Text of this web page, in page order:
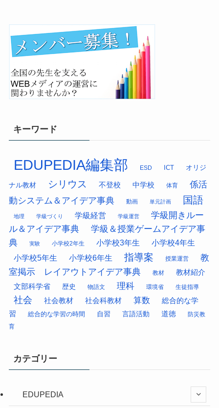
キーワード
EDUPEDIA編集部 ESD ICT オリジ
ナル教材 シリウス 不登校 中学校 体育
係活
動システム＆アイデア事典
動画 単元計画 国語
地理 学級づくり 学級経営 学級運営
学級開きルー
ル＆アイデア事典
学級＆授業ゲームアイデア事
典
実験 小学校2年生 小学校3年生
小学校4年生
小学校5年生
小学校6年生 指導案 授業運営
教
室掲示 レイアウトアイデア事典
教材 教材紹介
文部科学省 歴史 物語文 理科 環境省 生徒指導
社会 社会教材 社会科教材 算数
総合的な学
習
総合的な学習の時間 自習 言語活動 道徳 防災教
育
カテゴリー
EDUPEDIA